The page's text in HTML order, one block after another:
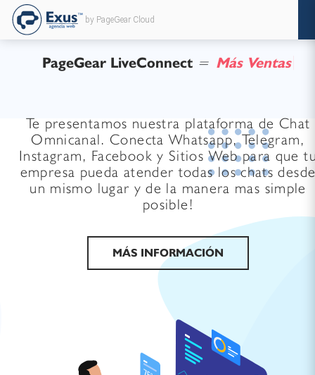
by PageGear Cloud
PageGear LiveConnect = Más Ventas
Te presentamos nuestra plataforma de Chat
Omnicanal. Conecta Whatsapp, Telegram,
Instagram, Facebook y Sitios Web para que
empresa pueda atender todas los chats
un mismo lugar y de la manera mas simple
posible!
MÁS INFORMACIÓN